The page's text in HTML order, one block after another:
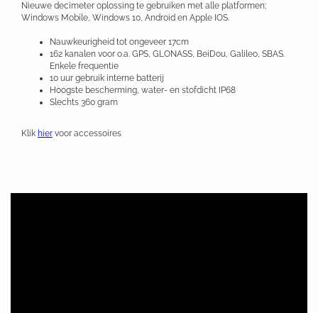
Nieuwe decimeter oplossing te gebruiken met alle platformen;
Windows Mobile, Windows 10, Android en Apple IOS.
Nauwkeurigheid tot ongeveer 17cm
162 kanalen voor o.a. GPS, GLONASS, BeiDou, Galileo, SBAS.
Enkele frequentie
10 uur gebruik interne batterij
Hoogste bescherming, water- en stofdicht IP68
Slechts 360 gram
Klik hier voor accessoires